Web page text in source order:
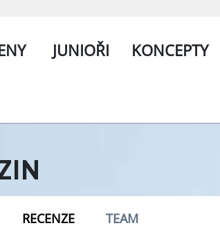
JUNIOŘI KONCEPTY
RECENZE TEAM